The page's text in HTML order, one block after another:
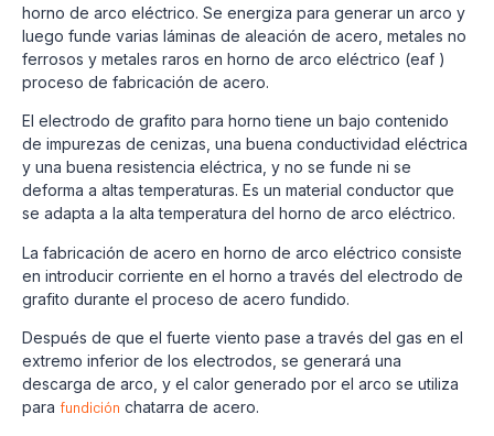
horno de arco eléctrico. Se energiza para generar un arco y
luego funde varias láminas de aleación de acero, metales no
ferrosos y metales raros en horno de arco eléctrico (eaf )
proceso de fabricación de acero.
El electrodo de grafito para horno tiene un bajo contenido
de impurezas de cenizas, una buena conductividad eléctrica
y una buena resistencia eléctrica, y no se funde ni se
deforma a altas temperaturas. Es un material conductor que
se adapta a la alta temperatura del horno de arco eléctrico.
La fabricación de acero en horno de arco eléctrico consiste
en introducir corriente en el horno a través del electrodo de
grafito durante el proceso de acero fundido.
Después de que el fuerte viento pase a través del gas en el
extremo inferior de los electrodos, se generará una
descarga de arco, y el calor generado por el arco se utiliza
para fundición chatarra de acero.